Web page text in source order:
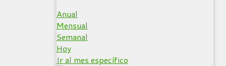
Anual
Mensual
Semanal
Hoy
Ir al mes específico